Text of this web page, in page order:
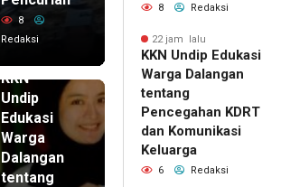
8
Redaksi
KKN
Undip
Edukasi
Warga
Dalangan
tentang
8 Redaksi
22 jam lalu
KKN Undip Edukasi
Warga Dalangan
tentang
Pencegahan KDRT
dan Komunikasi
Keluarga
6 Redaksi